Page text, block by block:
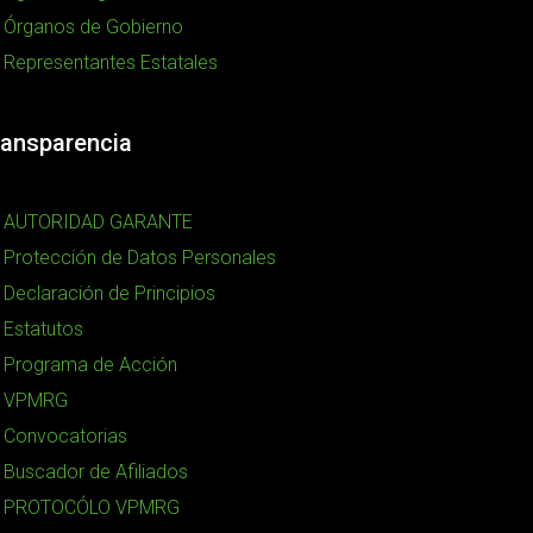
Órganos de Gobierno
Representantes Estatales
AUTORIDAD GARANTE
Protección de Datos Personales
Declaración de Principios
Estatutos
Programa de Acción
VPMRG
Convocatorias
Buscador de Afiliados
PROTOCÓLO VPMRG